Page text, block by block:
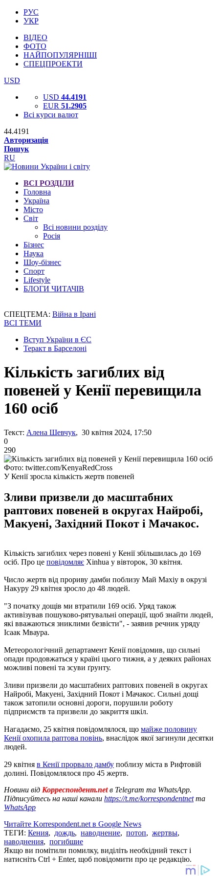
РУС
УКР
ВІДЕО
ФОТО
НАЙПОПУЛЯРНІШІ
СПЕЦПРОЕКТИ
USD
USD 44.4191
EUR 51.2905
Всі курси валют
44.4191
Авторизація
Пошук
RU
ВСІ РОЗДІЛИ
Головна
Україна
Місто
Світ
Всі новини розділу
Росія
Бізнес
Наука
Шоу-бізнес
Спорт
Lifestyle
БЛОГИ ЧИТАЧІВ
СПЕЦТЕМА: Війна в Ірані
ВСІ ТЕМИ
Вступ України в ЄС
Теракт в Барселоні
Кількість загиблих від
повеней у Кенії перевищила
160 осіб
Текст: Алена Шевчук, 30 квітня 2024, 17:50
0
290
Фото: twitter.com/KenyaRedCross
У Кенії зросла кількість жертв повеней
Зливи призвели до масштабних
раптових повеней в округах Найробі,
Макуені, Західний Покот і Мачакос.
Кількість загиблих через повені у Кенії збільшилась до 169
осіб. Про це повідомляє Xinhua у вівторок, 30 квітня.
Число жертв від прориву дамби поблизу Май Махіу в окрузі
Накуру 29 квітня зросло до 48 людей.
"З початку дощів ми втратили 169 осіб. Уряд також
активізував пошуково-рятувальні операції, щоб знайти людей,
які вважаються зниклими безвісти", - заявив речник уряду
Ісаак Мваура.
Метеорологічний департамент Кенії повідомив, що сильні
опади продовжаться у країні цього тижня, а у деяких районах
можливі повені та зсуви ґрунту.
Зливи призвели до масштабних раптових повеней в округах
Найробі, Макуені, Західний Покот і Мачакос. Сильні дощі
також затопили основні дороги, порушили роботу
підприємств та призвели до закриття шкіл.
Нагадаємо, 25 квітня повідомлялося, що майже половину
Кенії охопила раптова повінь, внаслідок якої загинули десятки
людей.
29 квітня в Кенії прорвало дамбу поблизу міста в Рифтовій
долині. Повідомлялося про 45 жертв.
Новини від Корреспондент.netв Telegram та WhatsApp.
Підписуйтесь на наші канали https://t.me/korrespondentnetта
WhatsApp
Читайте Korrespondent.net в Google News
ТЕГИ: Кения, дождь, наводнение, потоп, жертвы,
наводнения, погибшие
Якщо ви помітили помилку, виділіть необхідний текст і
натисніть Ctrl + Enter, щоб повідомити про це редакцію.